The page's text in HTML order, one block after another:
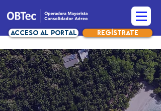
Acceso al Portal Regístrate